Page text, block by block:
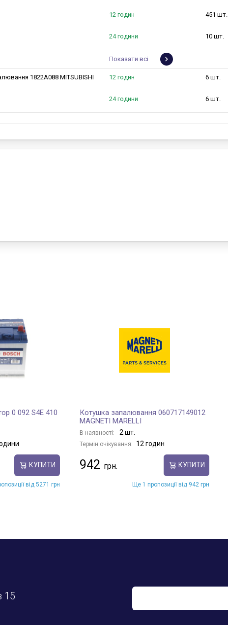
12 годин 451 шт.
24 години 10 шт.
Показати всі
1822A088 MITSUBISHI 12 годин 6 шт.
24 години 6 шт.
0 092 S4E 410
КУПИТИ
від 5271 грн
Котушка запалювання 060717149012
MAGNETI MARELLI
В наявності: 2 шт.
Термін очікування: 12 годин
942 КУПИТИ
Ще 1 пропозиції від 942 грн
15